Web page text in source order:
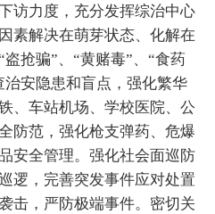
访力度，充分发挥综治中心
素解决在萌芽状态、化解在
抢骗”、“黄赌毒”、“食药
安隐患和盲点，强化繁华
、车站机场、学校医院、公
防范，强化枪支弹药、危爆
安全管理。强化社会面巡防
逻，完善突发事件应对处置
击，严防极端事件。密切关